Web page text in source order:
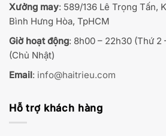
Xưởng may: 589/136 Lê Trọng Tấn,
Bình Hưng Hòa, TpHCM
Giờ hoạt động: 8h00 – 22h30 (Thứ 2
(Chủ Nhật)
Email: info@haitrieu.com
Hỗ trợ khách hàng